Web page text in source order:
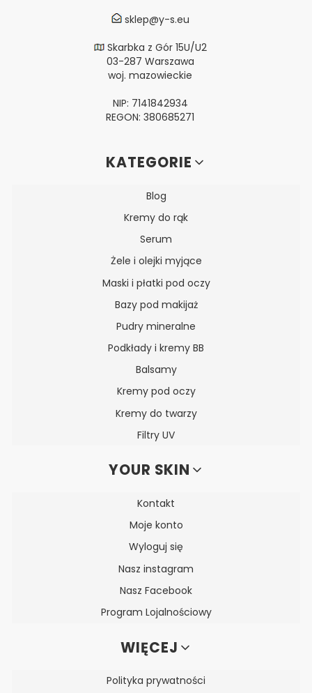
sklep@y-s.eu
Skarbka z Gór 15U/U2
03-287 Warszawa
woj. mazowieckie
NIP: 7141842934
REGON: 380685271
Linki w stopceKATEGORIE
Blog
Kremy do rąk
Serum
Żele i olejki myjące
Maski i płatki pod oczy
Bazy pod makijaż
Pudry mineralne
Podkłady i kremy BB
Balsamy
Kremy pod oczy
Kremy do twarzy
Filtry UV
YOUR SKIN
Kontakt
Moje konto
Wyloguj się
Nasz instagram
Nasz Facebook
Program Lojalnościowy
WIĘCEJ
Polityka prywatności